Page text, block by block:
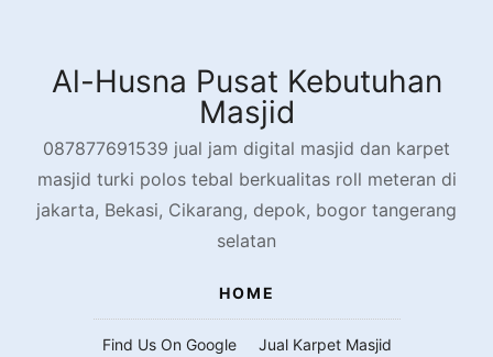
contentAl-Husna Pusat Kebutuhan
Masjid
087877691539 jual jam digital masjid dan karpet
masjid turki polos tebal berkualitas roll meteran di
jakarta, Bekasi, Cikarang, depok, bogor tangerang
selatan
HOME
Find Us On Google Jual Karpet Masjid